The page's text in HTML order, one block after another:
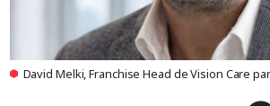
David Melki, Franchise Head de Vision Care